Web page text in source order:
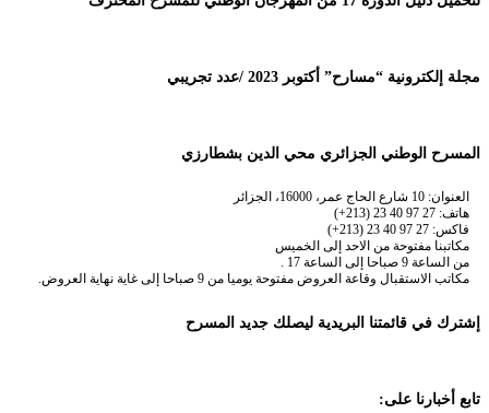
مجلة إلكترونية “مسارح” أكتوبر 2023 /عدد تجريبي
المسرح الوطني الجزائري محي الدين بشطارزي
العنوان: 10 شارع الحاج عمر، 16000، الجزائر
هاتف: 27 97 40 23 (213+)
فاكس: 27 97 40 23 (213+)
مكاتبنا مفتوحة من الاحد إلى الخميس
من الساعة 9 صباحا إلى الساعة 17 .
مكاتب الاستقبال وقاعة العروض مفتوحة يوميا من 9 صباحا إلى غاية نهاية العروض.
إشترك في قائمتنا البريدية ليصلك جديد المسرح
تابع أخبارنا على: